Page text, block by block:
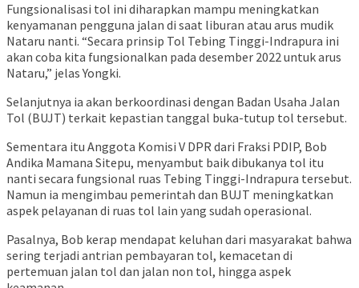
Fungsionalisasi tol ini diharapkan mampu meningkatkan
kenyamanan pengguna jalan di saat liburan atau arus mudik
Nataru nanti. “Secara prinsip Tol Tebing Tinggi-Indrapura ini
akan coba kita fungsionalkan pada desember 2022 untuk arus
Nataru,” jelas Yongki.
Selanjutnya ia akan berkoordinasi dengan Badan Usaha Jalan
Tol (BUJT) terkait kepastian tanggal buka-tutup tol tersebut.
Sementara itu Anggota Komisi V DPR dari Fraksi PDIP, Bob
Andika Mamana Sitepu, menyambut baik dibukanya tol itu
nanti secara fungsional ruas Tebing Tinggi-Indrapura tersebut.
Namun ia mengimbau pemerintah dan BUJT meningkatkan
aspek pelayanan di ruas tol lain yang sudah operasional.
Pasalnya, Bob kerap mendapat keluhan dari masyarakat bahwa
sering terjadi antrian pembayaran tol, kemacetan di
pertemuan jalan tol dan jalan non tol, hingga aspek